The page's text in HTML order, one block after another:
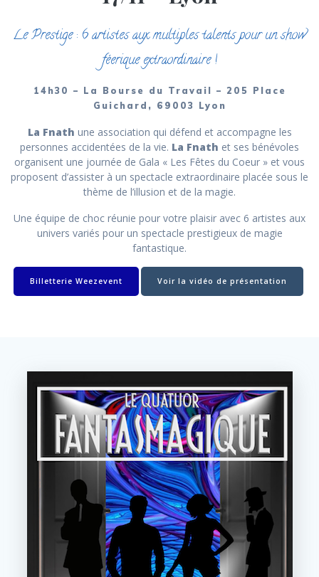
Le Prestige : 6 artistes aux multiples talents pour un show
féerique extraordinaire !
14h30 – La Bourse du Travail – 205 Place
Guichard, 69003 Lyon
La Fnath une association qui défend et accompagne les
personnes accidentées de la vie. La Fnath et ses bénévoles
organisent une journée de Gala « Les Fêtes du Coeur » et vous
proposent d’assister à un spectacle extraordinaire placée sous le
thème de l’illusion et de la magie.
Une équipe de choc réunie pour votre plaisir avec 6 artistes aux
univers variés pour un spectacle prestigieux de magie
fantastique.
Billetterie Weezevent Voir la vidéo de présentation